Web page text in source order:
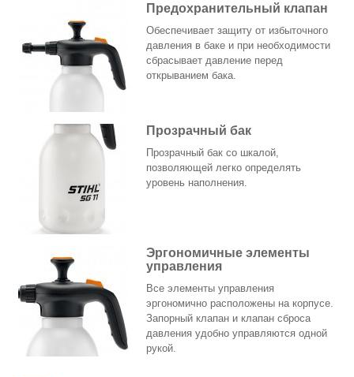
Предохранительный клапан
Обеспечивает защиту от избыточного
давления в баке и при необходимости
сбрасывает давление перед
открыванием бака.
Прозрачный бак
Прозрачный бак со шкалой,
позволяющей легко определять
уровень наполнения.
Эргономичные элементы
управления
Все элементы управления
эргономично расположены на корпусе.
Запорный клапан и клапан сброса
давления удобно управляются одной
рукой.